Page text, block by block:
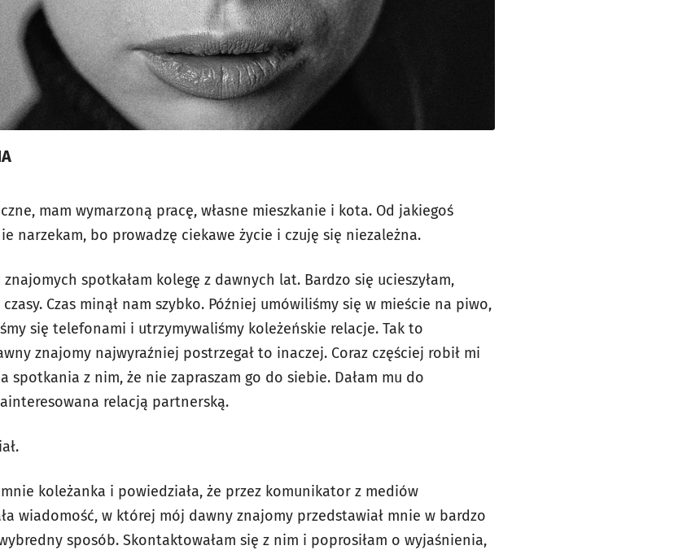
mam wymarzoną pracę, własne mieszkanie i kota. Od jakiegoś
narzekam, bo prowadzę ciekawe życie i czuję się niezależna.
spotkałam kolegę z dawnych lat. Bardzo się ucieszyłam,
Czas minął nam szybko. Później umówiliśmy się w mieście na piwo,
się telefonami i utrzymywaliśmy koleżeńskie relacje. Tak to
znajomy najwyraźniej postrzegał to inaczej. Coraz częściej robił mi
spotkania z nim, że nie zapraszam go do siebie. Dałam mu do
relacją partnerską.
koleżanka i powiedziała, że przez komunikator z mediów
wiadomość, w której mój dawny znajomy przedstawiał mnie w bardzo
sposób. Skontaktowałam się z nim i poprosiłam o wyjaśnienia,